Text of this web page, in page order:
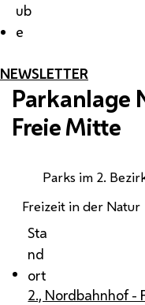
ub
e
NEWSLETTER
Parkanlage
Freie Mitte
Parks im 2.
Freizeit in der Natur
Sta
nd
ort
2., Nordbahnhof -